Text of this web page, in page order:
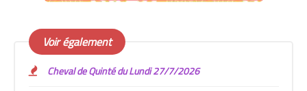
Voir également
Cheval de Quinté du Lundi 27/7/2026